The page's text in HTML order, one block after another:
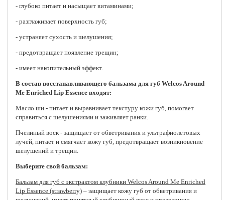
- глубоко питает и насыщает витаминами;
- разглаживает поверхность губ;
- устраняет сухость и шелушения;
- предотвращает появление трещин;
- имеет накопительный эффект.
В состав восстанавливающего бальзама для губ Welcos Around
Me Enriched Lip Essence входят:
Масло ши - питает и выравнивает текстуру кожи губ, помогает
справиться с шелушениями и заживляет ранки.
Пчелиный воск - защищает от обветривания и ультрафиолетовых
лучей, питает и смягчает кожу губ, предотвращает возникновение
шелушений и трещин.
Выберите свой бальзам:
Бальзам для губ с экстрактом клубники Welcos Around Me Enriched
Lip Essence (strawberry) – защищает кожу губ от обветривания и